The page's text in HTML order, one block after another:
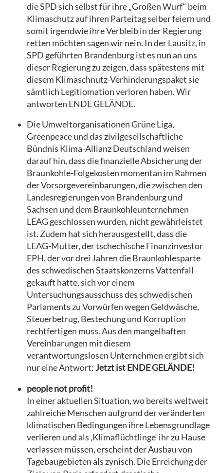
die SPD sich selbst für ihre „Großen Wurf“ beim
Klimaschutz auf ihren Parteitag selber feiern und
somit irgendwie ihre Verbleib in der Regierung
retten möchten sagen wir nein. In der Lausitz, in
SPD geführten Brandenburg ist es nun an uns
dieser Regierung zu zeigen, dass spätestens mit
diesem Klimaschnutz-Verhinderungspaket sie
sämtlich Legitiomation verloren haben. Wir
antworten ENDE GELÄNDE.
Die Umweltorganisationen Grüne Liga,
Greenpeace und das zivilgesellschaftliche
Bündnis Klima-Allianz Deutschland weisen
darauf hin, dass die finanzielle Absicherung der
Braunkohle-Folgekosten momentan im Rahmen
der Vorsorgevereinbarungen, die zwischen den
Landesregierungen von Brandenburg und
Sachsen und dem Braunkohleunternehmen
LEAG geschlossen wurden, nicht gewährleistet
ist. Zudem hat sich herausgestellt, dass die
LEAG-Mutter, der tschechische Finanzinvestor
EPH, der vor drei Jahren die Braunkohlesparte
des schwedischen Staatskonzerns Vattenfall
gekauft hatte, sich vor einem
Untersuchungsausschuss des schwedischen
Parlaments zu Vorwürfen wegen Geldwäsche,
Steuerbetrug, Bestechung und Korruption
rechtfertigen muss. Aus den mangelhaften
Vereinbarungen mit diesem
verantwortungslosen Unternehmen ergibt sich
nur eine Antwort:Jetzt ist ENDE GELÄNDE!
people not profit!
In einer aktuellen Situation, wo bereits weltweit
zahlreiche Menschen aufgrund der veränderten
klimatischen Bedingungen ihre Lebensgrundlage
verlieren und als ‚Klimaflüchtlinge‘ ihr zu Hause
verlassen müssen, erscheint der Ausbau von
Tagebaugebieten als zynisch. Die Erreichung der